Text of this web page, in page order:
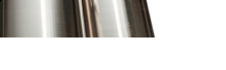
de nuestros clientes.